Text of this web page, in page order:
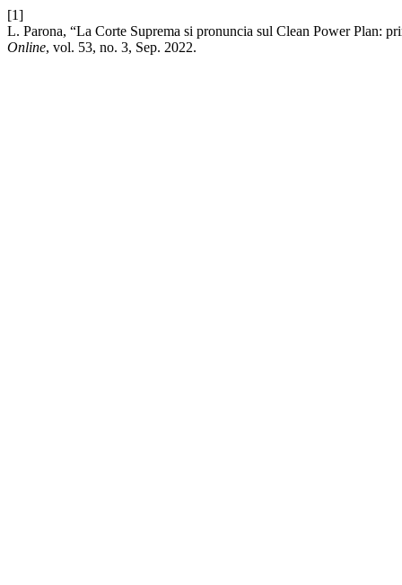
[1]
L. Parona, “La Corte Suprema si pronuncia sul Clean Power Plan:
Online, vol. 53, no. 3, Sep. 2022.